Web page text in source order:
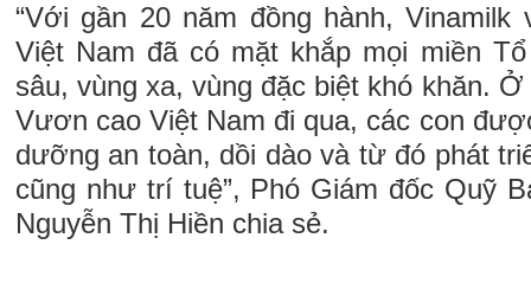
“Với gần 20 năm đồng hành,
Việt Nam đã có mặt khắp mọi miền
sâu, vùng xa, vùng đặc biệt khó khăn.
Vươn cao Việt Nam đi qua, các con
dưỡng an toàn, dồi dào và từ đó phát
cũng như trí tuệ”, Phó Giám đốc Quỹ
Nguyễn Thị Hiền chia sẻ.